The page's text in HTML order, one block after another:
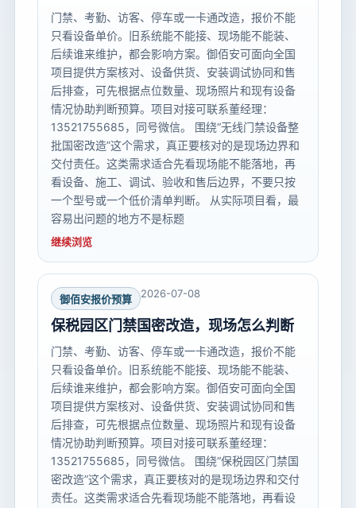
门禁、考勤、访客、停车或一卡通改造，报价不能
只看设备单价。旧系统能不能接、现场能不能装、
后续谁来维护，都会影响方案。御佰安可面向全国
项目提供方案核对、设备供货、安装调试协同和售
后排查，可先根据点位数量、现场照片和现有设备
情况协助判断预算。项目对接可联系董经理：
13521755685，同号微信。 围绕“无线门禁设备整
批国密改造”这个需求，真正要核对的是现场边界和
交付责任。这类需求适合先看现场能不能落地，再
看设备、施工、调试、验收和售后边界，不要只按
一个型号或一个低价清单判断。 从实际项目看，最
容易出问题的地方不是标题
继续浏览
御佰安报价预算 2026-07-08
保税园区门禁国密改造，现场怎么判断
门禁、考勤、访客、停车或一卡通改造，报价不能
只看设备单价。旧系统能不能接、现场能不能装、
后续谁来维护，都会影响方案。御佰安可面向全国
项目提供方案核对、设备供货、安装调试协同和售
后排查，可先根据点位数量、现场照片和现有设备
情况协助判断预算。项目对接可联系董经理：
13521755685，同号微信。 围绕“保税园区门禁国
密改造”这个需求，真正要核对的是现场边界和交付
责任。这类需求适合先看现场能不能落地，再看设